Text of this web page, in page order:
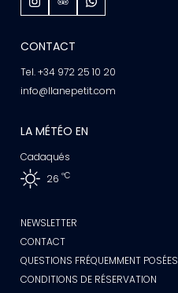
CONTACT
Tel. +34 972 25 10 20
info@llanepetit.com
LA MÉTÉO EN
Cadaqués
26 ºC
NEWSLETTER
CONTACT
QUESTIONS FRÉQUEMMENT POSÉES
CONDITIONS DE RÉSERVATION